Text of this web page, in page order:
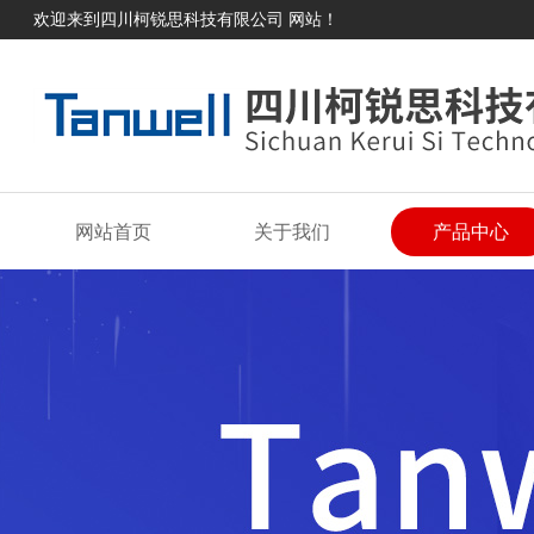
欢迎来到四川柯锐思科技有限公司 网站！
网站首页 关于我们 产品中心